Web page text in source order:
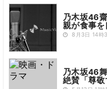
乃木坂46
親が食事を
8月3日 14時
乃木坂46
絶賛「尊敬